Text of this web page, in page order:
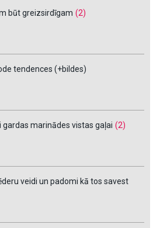
būt greizsirdīgam (2)
tendences (+bildes)
marinādes vistas gaļai (2)
veidi un padomi kā tos savest